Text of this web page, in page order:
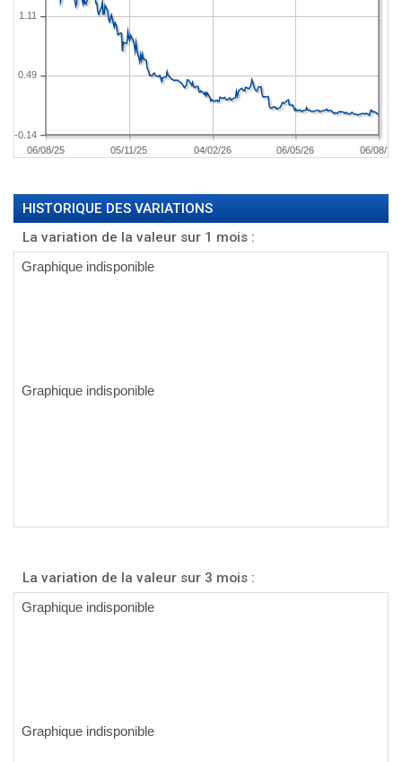
06/08/25 05/11/25 04/02/26 06/05/26 06/08/26
-0.14
0.49
1.11
HISTORIQUE DES VARIATIONS
La variation de la valeur sur 1 mois :
La variation de la valeur sur 3 mois :